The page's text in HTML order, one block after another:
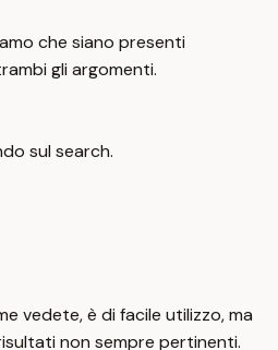
che siano presenti
gli argomenti.
sul search.
vedete, è di facile utilizzo, ma
non sempre pertinenti.